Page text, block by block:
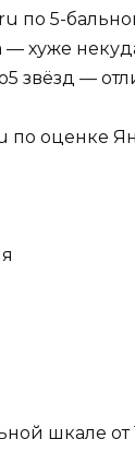
по 5-
— хуже
звёзд —
по оценке
шкале от